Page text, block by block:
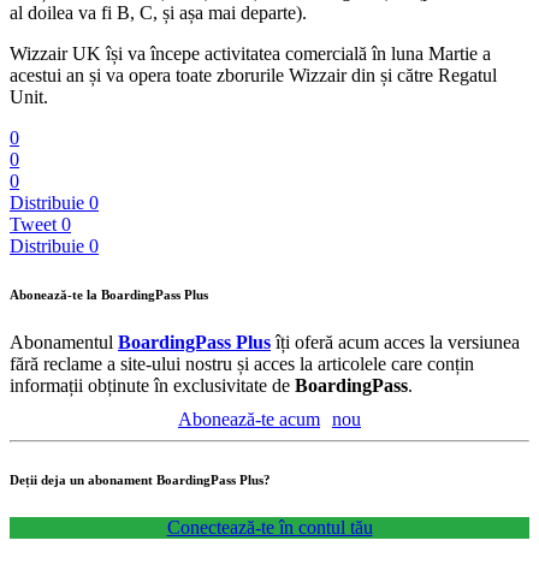
al doilea va fi B, C, și așa mai departe).
Wizzair UK își va începe activitatea comercială în luna Martie a
acestui an și va opera toate zborurile Wizzair din și către Regatul
Unit.
0
0
0
Distribuie 0
Tweet 0
Distribuie 0
Abonează-te la BoardingPass Plus
Abonamentul BoardingPass Plusîți oferă acum acces la versiunea
fără reclame a site-ului nostru și acces la articolele care conțin
informații obținute în exclusivitate de BoardingPass.
Abonează-te acum nou
Deții deja un abonament BoardingPass Plus?
Conectează-te în contul tău